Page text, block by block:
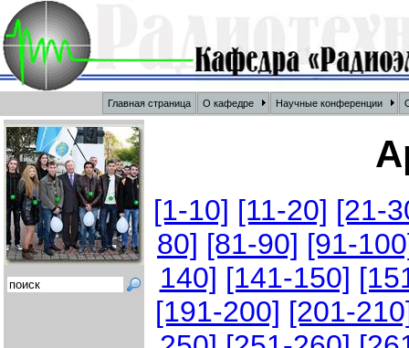
Главная страница О кафедре Научные конференции
[1-10] [11-20] [21-
80] [81-90] [91-
140] [141-150]
[191-200] [201-